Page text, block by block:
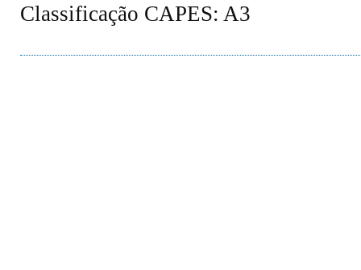
Classificação CAPES: A3